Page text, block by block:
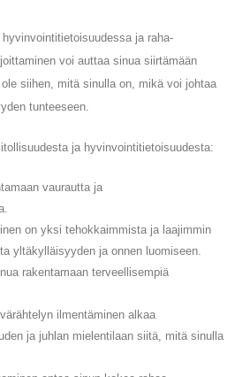
ja raha-
voi auttaa sinua siirtämään
siihen, mitä sinulla on, mikä voi johtaa
tunteeseen.
ja hyvinvointitietoisuudesta:
vaurautta ja
on yksi tehokkaimmista ja laajimmin
yltäkylläisyyden ja onnen luomiseen.
rakentamaan terveellisempiä
ilmentäminen alkaa
ja juhlan mielentilaan siitä, mitä sinulla